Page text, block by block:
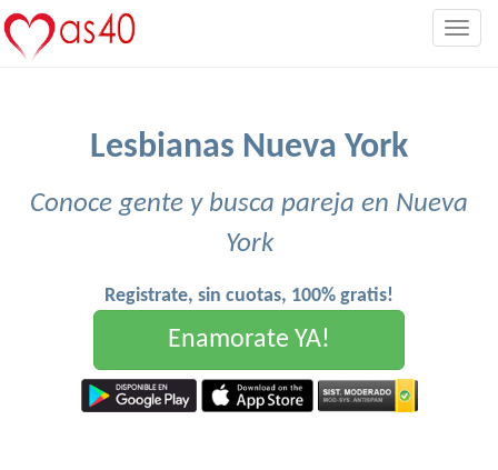
Lesbianas Nueva York
Conoce gente y busca pareja en Nueva
York
Registrate, sin cuotas, 100% gratis!
Enamorate YA!